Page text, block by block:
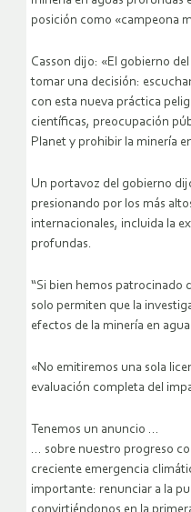
posición como «campeona
Casson dijo: «El gobierno
tomar una decisión:
con esta nueva práctica
científicas, preocupación
Planet y prohibir la minería
Un portavoz del gobierno
presionando por los más
internacionales, incluida la
profundas.
“Si bien hemos patrocinado
solo permiten que la
efectos de la minería en
«No emitiremos una sola
evaluación completa del
Tenemos un anuncio …
… sobre nuestro progreso
creciente emergencia
importante: renunciar a la